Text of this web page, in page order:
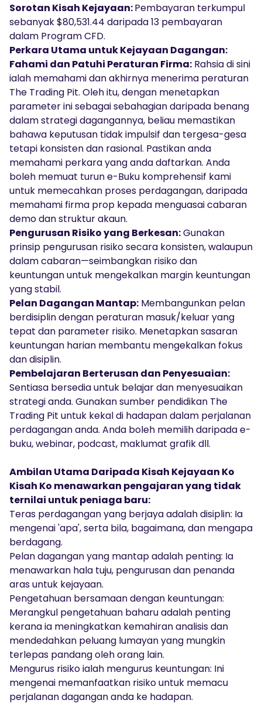
Sorotan Kisah Kejayaan:Pembayaran terkumpul
sebanyak $80,531.44 daripada 13 pembayaran
dalam Program CFD.
Perkara Utama untuk Kejayaan Dagangan:
Fahami dan Patuhi Peraturan Firma: Rahsia di sini
ialah memahami dan akhirnya menerima peraturan
The Trading Pit. Oleh itu, dengan menetapkan
parameter ini sebagai sebahagian daripada benang
dalam strategi dagangannya, beliau memastikan
bahawa keputusan tidak impulsif dan tergesa-gesa
tetapi konsisten dan rasional. Pastikan anda
memahami perkara yang anda daftarkan. Anda
boleh memuat turun e-Buku komprehensif kami
untuk memecahkan proses perdagangan, daripada
memahami firma prop kepada menguasai cabaran
demo dan struktur akaun.
Pengurusan Risiko yang Berkesan:Gunakan
prinsip pengurusan risiko secara konsisten, walaupun
dalam cabaran—seimbangkan risiko dan
keuntungan untuk mengekalkan margin keuntungan
yang stabil.
Pelan Dagangan Mantap: Membangunkan pelan
berdisiplin dengan peraturan masuk/keluar yang
tepat dan parameter risiko. Menetapkan sasaran
keuntungan harian membantu mengekalkan fokus
dan disiplin.
Pembelajaran Berterusan dan Penyesuaian:
Sentiasa bersedia untuk belajar dan menyesuaikan
strategi anda. Gunakan sumber pendidikan The
Trading Pit untuk kekal di hadapan dalam perjalanan
perdagangan anda. Anda boleh memilih daripada e-
buku, webinar, podcast, maklumat grafik dll.
Ambilan Utama Daripada Kisah Kejayaan Ko
Kisah Ko menawarkan pengajaran yang tidak
ternilai untuk peniaga baru:
Teras perdagangan yang berjaya adalah disiplin: Ia
mengenai 'apa', serta bila, bagaimana, dan mengapa
berdagang.
Pelan dagangan yang mantap adalah penting: Ia
menawarkan hala tuju, pengurusan dan penanda
aras untuk kejayaan.
Pengetahuan bersamaan dengan keuntungan:
Merangkul pengetahuan baharu adalah penting
kerana ia meningkatkan kemahiran analisis dan
mendedahkan peluang lumayan yang mungkin
terlepas pandang oleh orang lain.
Mengurus risiko ialah mengurus keuntungan: Ini
mengenai memanfaatkan risiko untuk memacu
perjalanan dagangan anda ke hadapan.